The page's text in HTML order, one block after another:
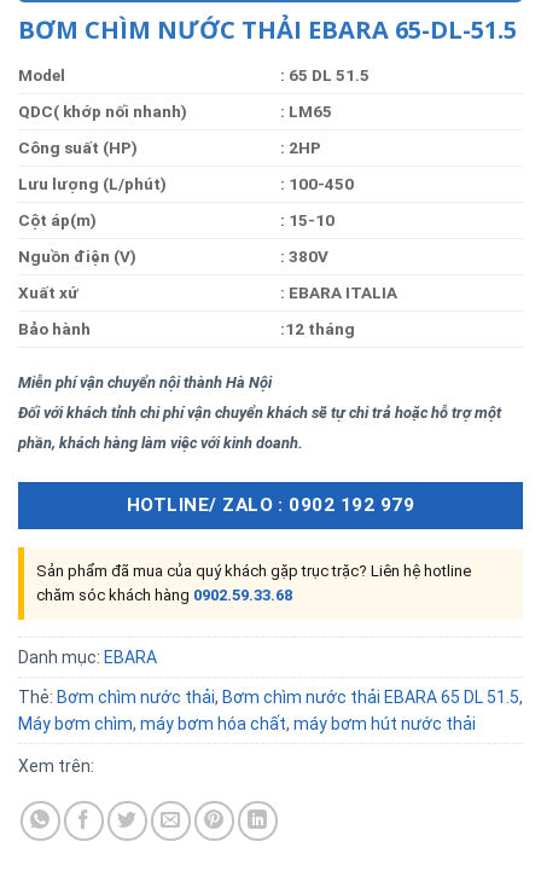
BƠM CHÌM NƯỚC THẢI EBARA 65-DL-51.5
Model
: 65 DL 51.5
QDC( khớp nối nhanh)
: LM65
Công suất (HP)
: 2HP
Lưu lượng (L/phút)
: 100-450
Cột áp(m)
: 15-10
Nguồn điện (V)
: 380V
Xuất xứ
: EBARA ITALIA
Bảo hành
:12 tháng
Miễn phí vận chuyển nội thành Hà Nội
Đối với khách tỉnh chi phí vận chuyển khách sẽ tự chi trả hoặc hỗ trợ một
phần, khách hàng làm việc với kinh doanh.
HOTLINE/ ZALO : 0902 192 979
Sản phẩm đã mua của quý khách gặp trục trặc? Liên hệ hotline
chăm sóc khách hàng 0902.59.33.68
Danh mục: EBARA
Thẻ: Bơm chìm nước thải, Bơm chìm nước thải EBARA 65 DL 51.5,
Máy bơm chìm, máy bơm hóa chất, máy bơm hút nước thải
Xem trên: